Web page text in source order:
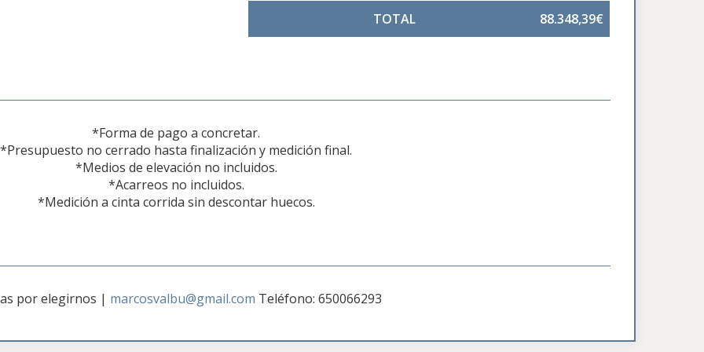
TOTAL 88.348,39€
*Forma de pago a concretar.
*Presupuesto no cerrado hasta finalización y medición final.
*Medios de elevación no incluidos.
*Acarreos no incluidos.
*Medición a cinta corrida sin descontar huecos.
por elegirnos | marcosvalbu@gmail.com Teléfono: 650066293